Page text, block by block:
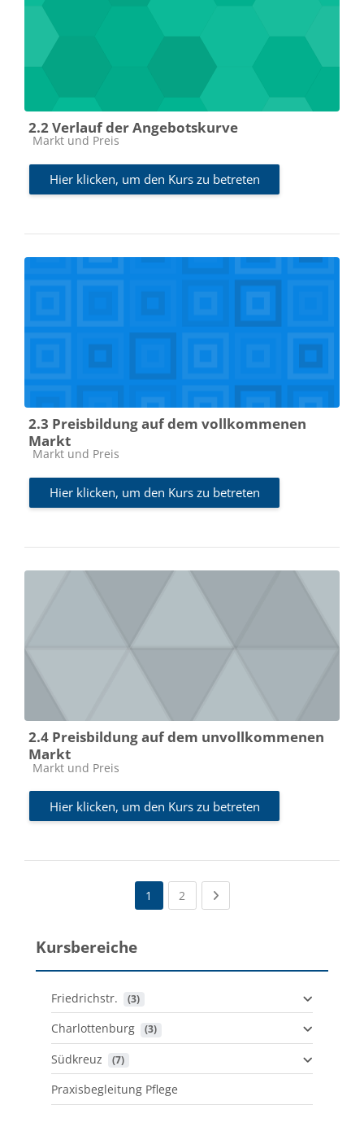
2.2 Verlauf der Angebotskurve
Kursbereich
Markt und Preis
Hier klicken, um den Kurs zu betreten
2.3 Preisbildung auf dem vollkommenen
Markt
Kursbereich
Markt und Preis
Hier klicken, um den Kurs zu betreten
2.4 Preisbildung auf dem unvollkommenen
Markt
Kursbereich
Markt und Preis
Hier klicken, um den Kurs zu betreten
1 2 (current)Next page
Kursbereiche
Friedrichstr. (3)
Charlottenburg (3)
Südkreuz (7)
Praxisbegleitung Pflege